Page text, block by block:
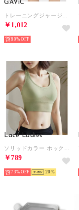
GAViC
￥1,012
80%
Lace Ladies
￥789
73% 20